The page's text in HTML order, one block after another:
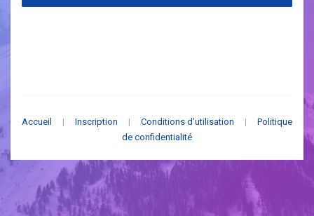
Accueil | Inscription | Conditions d’utilisation |
Politique
de confidentialité